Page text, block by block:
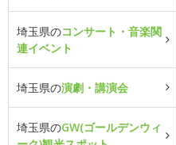
埼玉県のコンサート・音楽関
連イベント
埼玉県の演劇・講演会
埼玉県のGW(ゴールデンウィ